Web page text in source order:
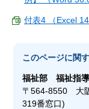
付表4 （Excel
このページに関
福祉部福祉指
〒564-8550 大
319番窓口)